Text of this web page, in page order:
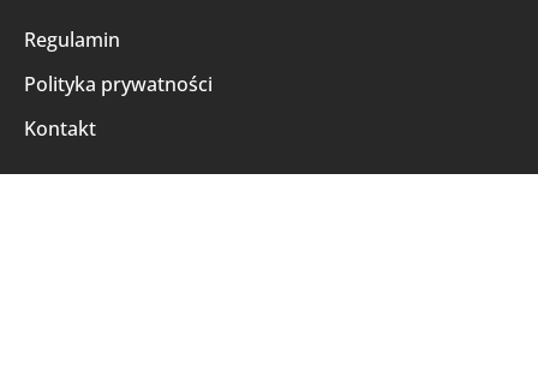
Regulamin
Polityka prywatności
Kontakt